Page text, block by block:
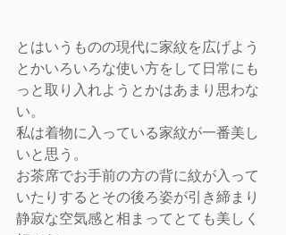
とはいうものの現代に家紋を広げよう
とかいろいろな使い方をして日常にも
っと取り入れようとかはあまり思わな
い。
私は着物に入っている家紋が一番美し
いと思う。
お茶席でお手前の方の背に紋が入って
いたりするとその後ろ姿が引き締まり
静寂な空気感と相まってとても美しく